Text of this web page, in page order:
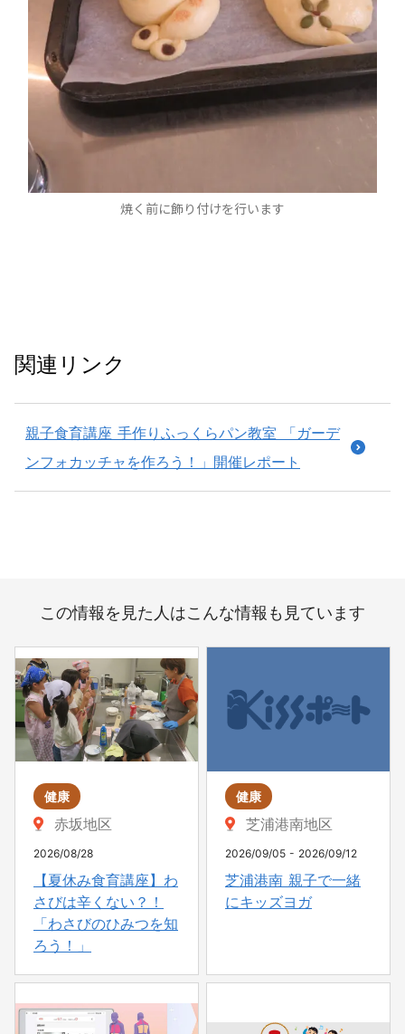
焼く前に飾り付けを行います
関連リンク
親子食育講座 手作りふっくらパン教室 「ガーデ
ンフォカッチャを作ろう！」開催レポート
この情報を見た人はこんな情報も見ています
健康
赤坂地区
2026/08/28
【夏休み食育講座】わ
さびは辛くない？！
「わさびのひみつを知
ろう！」
健康
芝浦港南地区
2026/09/05 - 2026/09/12
芝浦港南 親子で一緒
にキッズヨガ